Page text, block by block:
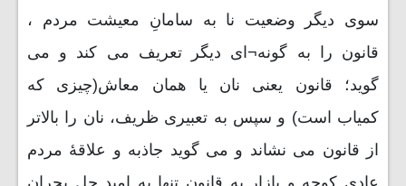
سوی دیگر وضعیت نا به سامانِ معیشت مردم ،
قانون را به گونه¬ای دیگر تعریف می کند و می
گوید؛ قانون یعنی نان یا همان معاش(چیزی که
کمیاب است) و سپس به تعبیری ظریف، نان را بالاتر
از قانون می نشاند و می گوید جاذبه و علاقۀ مردم